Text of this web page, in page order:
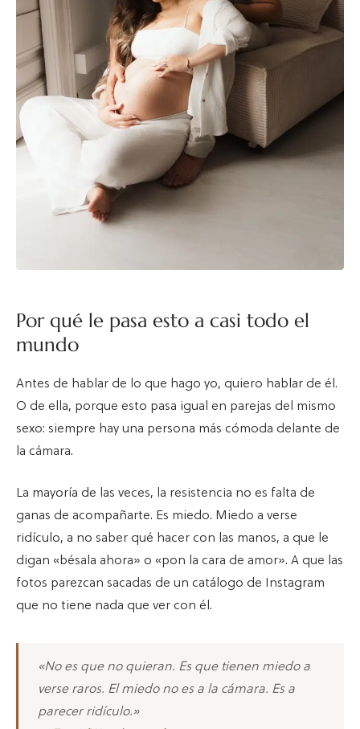
Por qué le pasa esto a casi todo el
mundo
Antes de hablar de lo que hago yo, quiero hablar de él.
O de ella, porque esto pasa igual en parejas del mismo
sexo: siempre hay una persona más cómoda delante de
la cámara.
La mayoría de las veces, la resistencia no es falta de
ganas de acompañarte. Es miedo. Miedo a verse
ridículo, a no saber qué hacer con las manos, a que le
digan «bésala ahora» o «pon la cara de amor». A que las
fotos parezcan sacadas de un catálogo de Instagram
que no tiene nada que ver con él.
«No es que no quieran. Es que tienen miedo a
verse raros. El miedo no es a la cámara. Es a
parecer ridículo.»